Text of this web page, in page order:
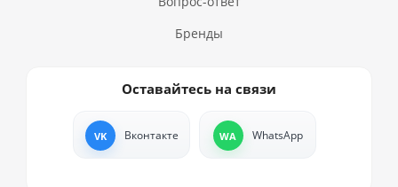
Бренды
Оставайтесь на связи
Вконтакте WhatsApp